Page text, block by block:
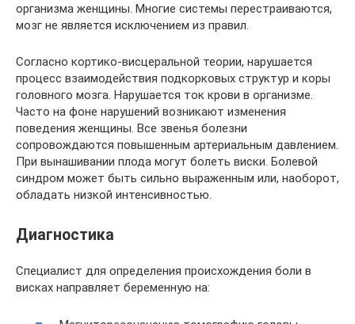
организма женщины. Многие системы перестраиваются,
мозг не является исключением из правил.
Согласно кортико-висцеральной теории, нарушается
процесс взаимодействия подкорковых структур и коры
головного мозга. Нарушается ток крови в организме.
Часто на фоне нарушений возникают изменения
поведения женщины. Все звенья болезни
сопровождаются повышенным артериальным давлением.
При вынашивании плода могут болеть виски. Болевой
синдром может быть сильно выраженным или, наоборот,
обладать низкой интенсивностью.
Диагностика
Специалист для определения происхождения боли в
висках направляет беременную на: